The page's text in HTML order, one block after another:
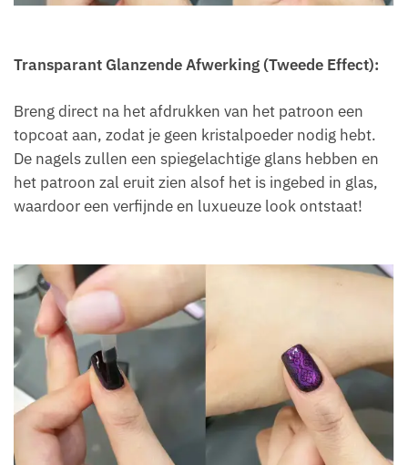
Transparant Glanzende Afwerking (Tweede Effect):
Breng direct na het afdrukken van het patroon een
topcoat aan, zodat je geen kristalpoeder nodig hebt.
De nagels zullen een spiegelachtige glans hebben en
het patroon zal eruit zien alsof het is ingebed in glas,
waardoor een verfijnde en luxueuze look ontstaat!